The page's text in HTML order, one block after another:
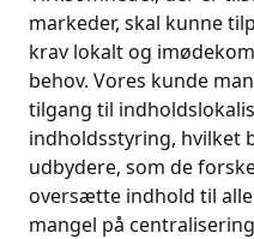
markeder, skal kunne
krav lokalt og
behov. Vores kunde
tilgang til
indholdsstyring, hvilket
udbydere, som de
oversætte indhold til
mangel på